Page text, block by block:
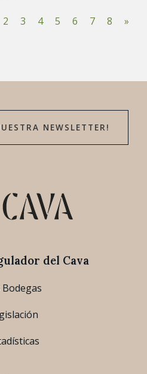
2 3 4 5 6 7 8 »
NEWSLETTER!
del Cava
Bodegas